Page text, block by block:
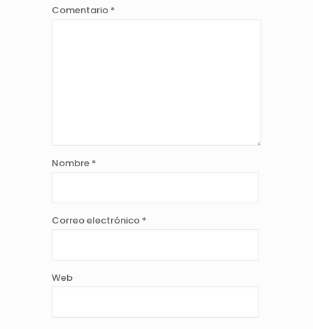
Comentario *
Nombre *
Correo electrónico *
Web